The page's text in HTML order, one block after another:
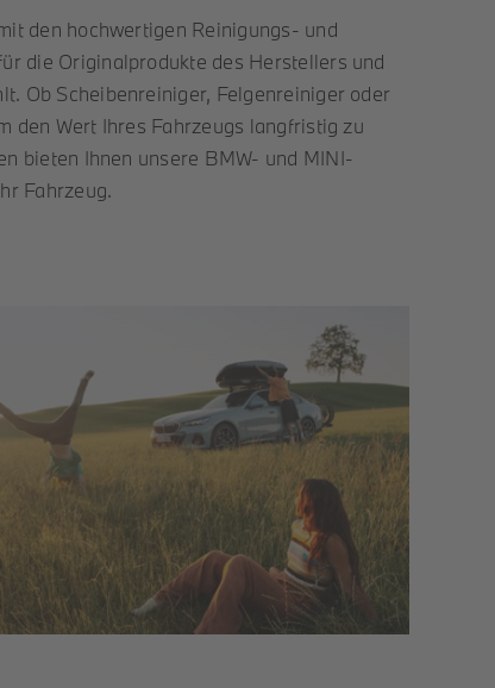
den hochwertigen Reinigungs- und
die Originalprodukte des Herstellers und
Ob Scheibenreiniger, Felgenreiniger oder
den Wert Ihres Fahrzeugs langfristig zu
bieten Ihnen unsere BMW- und MINI-
Fahrzeug.